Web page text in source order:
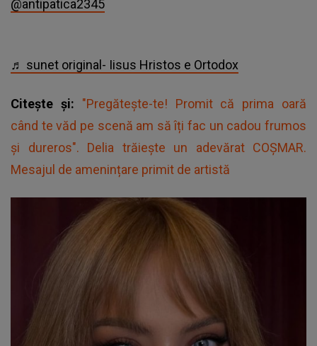
@antipatica2345
♬ sunet original- Iisus Hristos e Ortodox
Citește și: "Pregătește-te! Promit că prima oară
când te văd pe scenă am să îți fac un cadou frumos
și dureros". Delia trăiește un adevărat COȘMAR.
Mesajul de amenințare primit de artistă